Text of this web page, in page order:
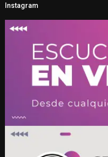
Instagram